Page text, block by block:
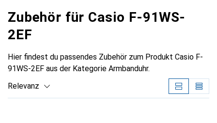
Zubehör für Casio F-91WS-
2EF
Hier findest du passendes Zubehör zum Produkt Casio F-
91WS-2EF aus der Kategorie Armbanduhr.
Relevanz